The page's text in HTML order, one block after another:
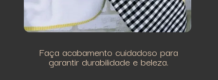
Faça acabamento cuidadoso para
garantir durabilidade e beleza.